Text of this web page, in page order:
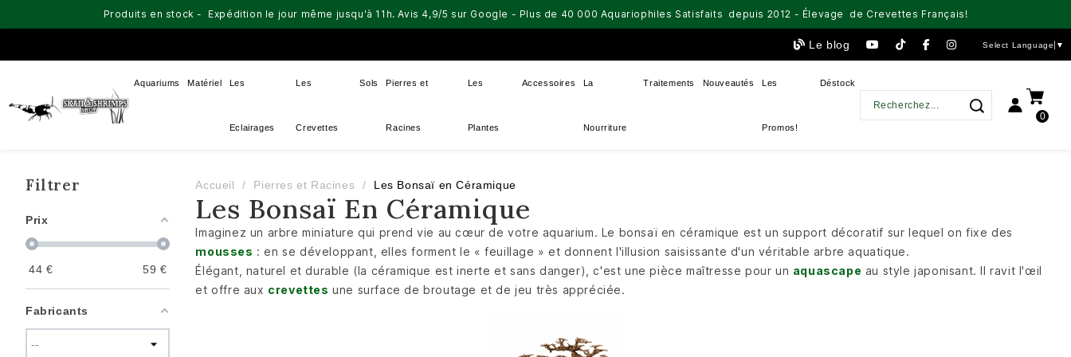
Produits en stock - Expédition le jour même jusqu'à 11h. Avis 4,9/5 sur Google - Plus de 40 000 Aquariophiles Satisfaits depuis 2012 - Élevage de Crevettes Français!
Le blog Select Language ▼
Aquariums Matériel Les
Eclairages
Les
Crevettes
Sols Pierres et
Racines
Les
Plantes
Accessoires La
Nourriture
Traitements Nouveautés Les
Promos!
Déstock
0
Filtrer
Prix
44 € 59 €
Fabricants
Accueil Pierres et Racines Les Bonsaï en Céramique
Les Bonsaï En Céramique
Imaginez un arbre miniature qui prend vie au cœur de votre aquarium. Le bonsaï en céramique est un support décoratif sur lequel on fixe des
mousses : en se développant, elles forment le « feuillage » et donnent l'illusion saisissante d'un véritable arbre aquatique.
Élégant, naturel et durable (la céramique est inerte et sans danger), c'est une pièce maîtresse pour un aquascape au style japonisant. Il ravit l'œil
et offre aux crevettes une surface de broutage et de jeu très appréciée.